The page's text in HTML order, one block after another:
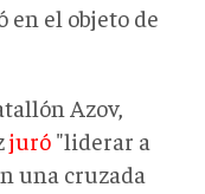
en el objeto de
Azov,
juró "liderar a
una cruzada